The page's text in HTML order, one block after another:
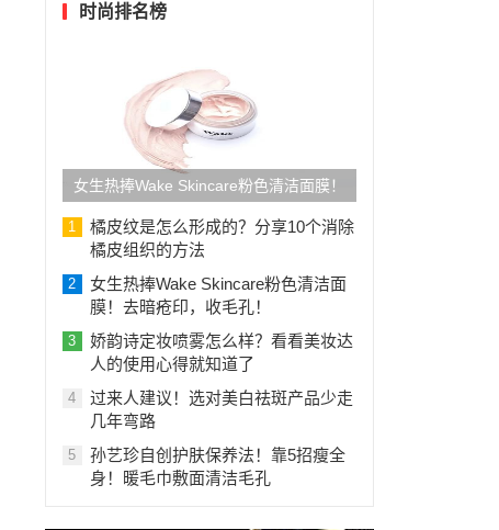
时尚排名榜
女生热捧Wake Skincare粉色清洁面膜！
去暗疮
1
橘皮纹是怎么形成的？分享10个消除
橘皮组织的方法
2
女生热捧Wake Skincare粉色清洁面
膜！去暗疮印，收毛孔！
3
娇韵诗定妆喷雾怎么样？看看美妆达
人的使用心得就知道了
4
过来人建议！选对美白祛斑产品少走
几年弯路
5
孙艺珍自创护肤保养法！靠5招瘦全
身！暖毛巾敷面清洁毛孔